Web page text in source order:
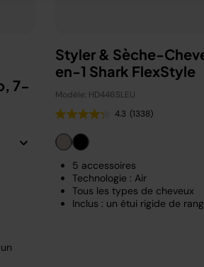
7-
Styler & Sèche-
en-1 Shark FlexStyle
Modèle: HD446SLEU
4.3 (1338)
5 accessoires
Technologie : Air
Tous les types de cheveux
Inclus : un étui rigide de